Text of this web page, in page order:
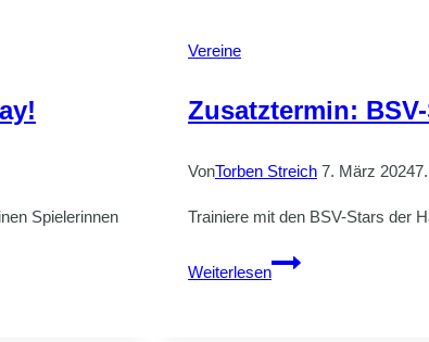
Spielerinnen
Vereine
Zusatztermin:
VonTorben Streich 7. März 2024
Trainiere mit den BSV-Stars der
Weiterlesen
Zusatztermin: